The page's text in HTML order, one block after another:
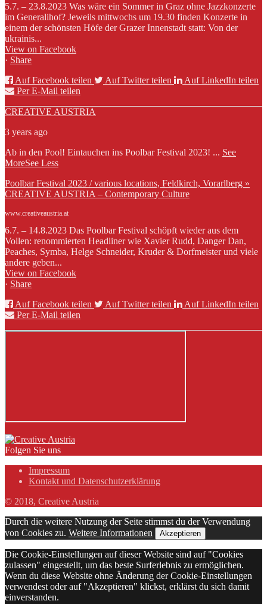
5.7. – 23.8.2023 Was wäre ein Sommer in Graz ohne Jazzkonzerte
im Generalihof? Jeweils mittwochs um 19.30 finden Konzerte in
einem der schönsten Höfe der Grazer Innenstadt statt: Von der
ukrainis...
View on Facebook
· Share
Auf Facebook teilen
Auf Twitter teilen
Auf LinkedIn teilen
Per E-Mail teilen
CREATIVE AUSTRIA
3 years ago
Ab in den Pool! Eintauchen ins Poolbar Festival 2023! ... See
MoreSee Less
Poolbar Festival 2023 / various locations, Feldkirch, Vorarlberg »
CREATIVE AUSTRIA – Contemporary Culture
www.creativeaustria.at
6.7. – 14.8.2023 Das Poolbar Festival schöpft wieder aus dem
Vollen: renommierten Headliner wie Xavier Rudd, Danger Dan,
Peaches, Symba, Helge Schneider, Kruder & Dorfmeister und viele
andere geben...
View on Facebook
· Share
Auf Facebook teilen
Auf Twitter teilen
Auf LinkedIn teilen
Per E-Mail teilen
Folgen Sie uns
Impressum
Kontakt und Datenschutzerklärung
© 2018, Creative Austria
Durch die weitere Nutzung der Seite stimmst du der Verwendung
von Cookies zu. Weitere Informationen Akzeptieren
Die Cookie-Einstellungen auf dieser Website sind auf "Cookies
zulassen" eingestellt, um das beste Surferlebnis zu ermöglichen.
Wenn du diese Website ohne Änderung der Cookie-Einstellungen
verwendest oder auf "Akzeptieren" klickst, erklärst du sich damit
einverstanden.